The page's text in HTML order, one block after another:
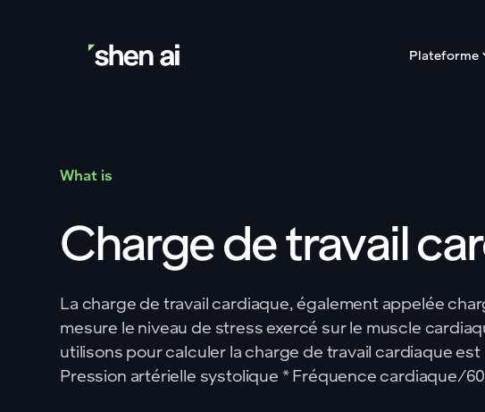
Plateforme
What is
Charge de travail
La charge de travail cardiaque, également appelée
mesure le niveau de stress exercé sur le muscle
utilisons pour calculer la charge de travail cardiaque est
Pression artérielle systolique * Fréquence cardiaque/60